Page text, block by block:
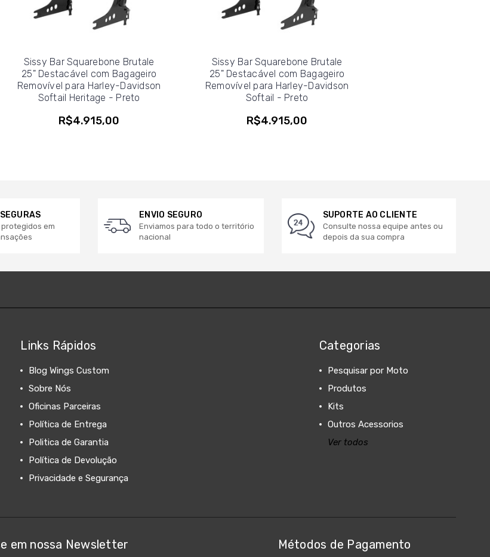
Sissy Bar Squarebone Brutale
25" Destacável com Bagageiro
Removível para Harley-Davidson
Softail Heritage - Preto
R$4.915,00
Sissy Bar Squarebone Brutale
25" Destacável com Bagageiro
Removível para Harley-Davidson
Softail - Preto
R$4.915,00
em
ENVIO SEGURO
Enviamos para todo o território
nacional
SUPORTE AO CLIENTE
Consulte nossa equipe antes ou
depois da sua compra
Links Rápidos
Blog Wings Custom
Sobre Nós
Oficinas Parceiras
Política de Entrega
Politica de Garantia
Política de Devolução
Privacidade e Segurança
Categorias
Pesquisar por Moto
Produtos
Kits
Outros Acessorios
Ver todos
em nossa Newsletter Métodos de Pagamento